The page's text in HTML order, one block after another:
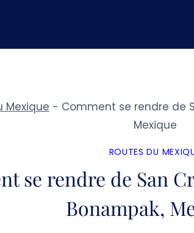
Mexique - Comment se rendre de
Mexique
ROUTES DU
se rendre de San
Bonampak,